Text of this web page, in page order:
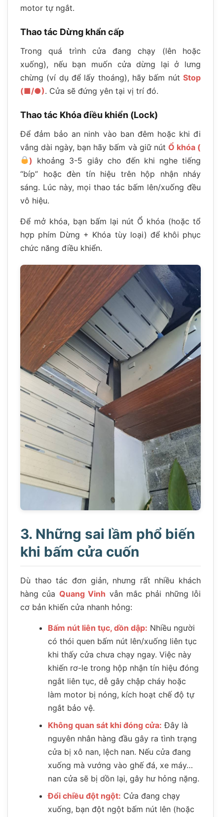
motor tự ngắt.
Thao tác Dừng khẩn cấp
Trong quá trình cửa đang chạy (lên hoặc
xuống), nếu bạn muốn cửa dừng lại ở lưng
chừng (ví dụ để lấy thoáng), hãy bấm nút Stop
(■/●). Cửa sẽ đứng yên tại vị trí đó.
Thao tác Khóa điều khiển (Lock)
Để đảm bảo an ninh vào ban đêm hoặc khi đi
vắng dài ngày, bạn hãy bấm và giữ nút Ổ khóa (
) khoảng 3-5 giây cho đến khi nghe tiếng
“bíp” hoặc đèn tín hiệu trên hộp nhận nháy
sáng. Lúc này, mọi thao tác bấm lên/xuống đều
vô hiệu.
Để mở khóa, bạn bấm lại nút Ổ khóa (hoặc tổ
hợp phím Dừng + Khóa tùy loại) để khôi phục
chức năng điều khiển.
3. Những sai lầm phổ biến
khi bấm cửa cuốn
Dù thao tác đơn giản, nhưng rất nhiều khách
hàng của Quang Vinh vẫn mắc phải những lỗi
cơ bản khiến cửa nhanh hỏng:
Bấm nút liên tục, dồn dập: Nhiều người
có thói quen bấm nút lên/xuống liên tục
khi thấy cửa chưa chạy ngay. Việc này
khiến rơ-le trong hộp nhận tín hiệu đóng
ngắt liên tục, dễ gây chập cháy hoặc
làm motor bị nóng, kích hoạt chế độ tự
ngắt bảo vệ.
Không quan sát khi đóng cửa: Đây là
nguyên nhân hàng đầu gây ra tình trạng
cửa bị xô nan, lệch nan. Nếu cửa đang
xuống mà vướng vào ghế đá, xe máy…
nan cửa sẽ bị dồn lại, gây hư hỏng nặng.
Đổi chiều đột ngột: Cửa đang chạy
xuống, bạn đột ngột bấm nút lên (hoặc